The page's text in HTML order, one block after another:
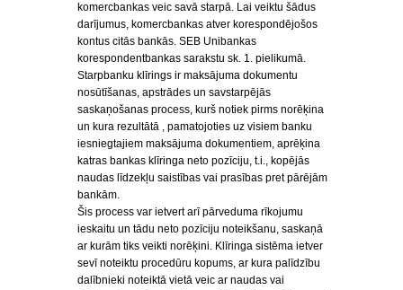
komercbankas veic savā starpā. Lai veiktu šādus
darījumus, komercbankas atver korespondējošos
kontus citās bankās. SEB Unibankas
korespondentbankas sarakstu sk. 1. pielikumā.
Starpbanku klīrings ir maksājuma dokumentu
nosūtīšanas, apstrādes un savstarpējās
saskaņošanas process, kurš notiek pirms norēķina
un kura rezultātā , pamatojoties uz visiem banku
iesniegtajiem maksājuma dokumentiem, aprēķina
katras bankas klīringa neto pozīciju, t.i., kopējās
naudas līdzekļu saistības vai prasības pret pārējām
bankām.
Šis process var ietvert arī pārveduma rīkojumu
ieskaitu un tādu neto pozīciju noteikšanu, saskaņā
ar kurām tiks veikti norēķini. Klīringa sistēma ietver
sevī noteiktu procedūru kopums, ar kura palīdzību
dalībnieki noteiktā vietā veic ar naudas vai